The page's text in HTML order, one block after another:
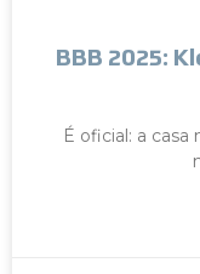
BBB 2025:
É oficial: a casa